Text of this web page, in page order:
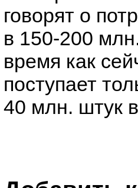
говорят о
в 150-200
время как
поступает
40 млн. штук